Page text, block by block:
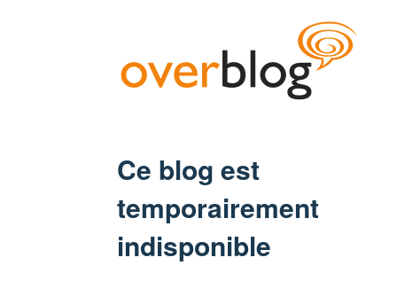
Ce blog est
temporairement
indisponible